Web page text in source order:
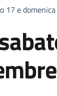
17 e